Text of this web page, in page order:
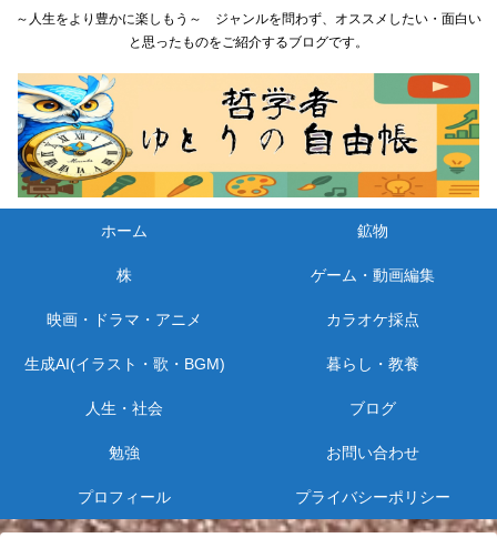
～人生をより豊かに楽しもう～ ジャンルを問わず、オススメしたい・面白い
と思ったものをご紹介するブログです。
ホーム 鉱物
株 ゲーム・動画編集
映画・ドラマ・アニメ カラオケ採点
生成AI(イラスト・歌・BGM) 暮らし・教養
人生・社会 ブログ
勉強 お問い合わせ
プロフィール プライバシーポリシー